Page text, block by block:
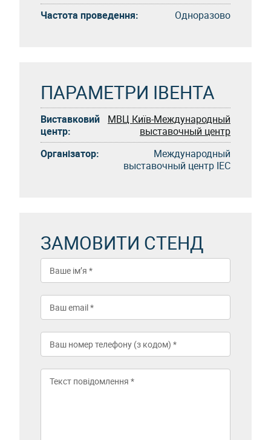
Частота проведення:
Одноразово
ПАРАМЕТРИ ІВЕНТА
Виставковий
центр:
МВЦ Київ-Международный
выставочный центр
Організатор:
Международный
выставочный центр IEC
ЗАМОВИТИ СТЕНД